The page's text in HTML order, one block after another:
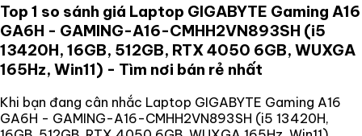
Top 1 so sánh giá Laptop GIGABYTE Gaming A16
GA6H - GAMING-A16-CMHH2VN893SH (i5
13420H, 16GB, 512GB, RTX 4050 6GB, WUXGA
165Hz, Win11) - Tìm nơi bán rẻ nhất
Khi bạn đang cân nhắc Laptop GIGABYTE Gaming A16
GA6H - GAMING-A16-CMHH2VN893SH (i5 13420H,